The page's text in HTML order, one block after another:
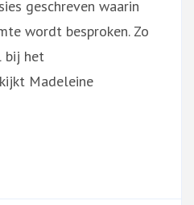
geschreven waarin
wordt besproken. Zo
bij het
Madeleine